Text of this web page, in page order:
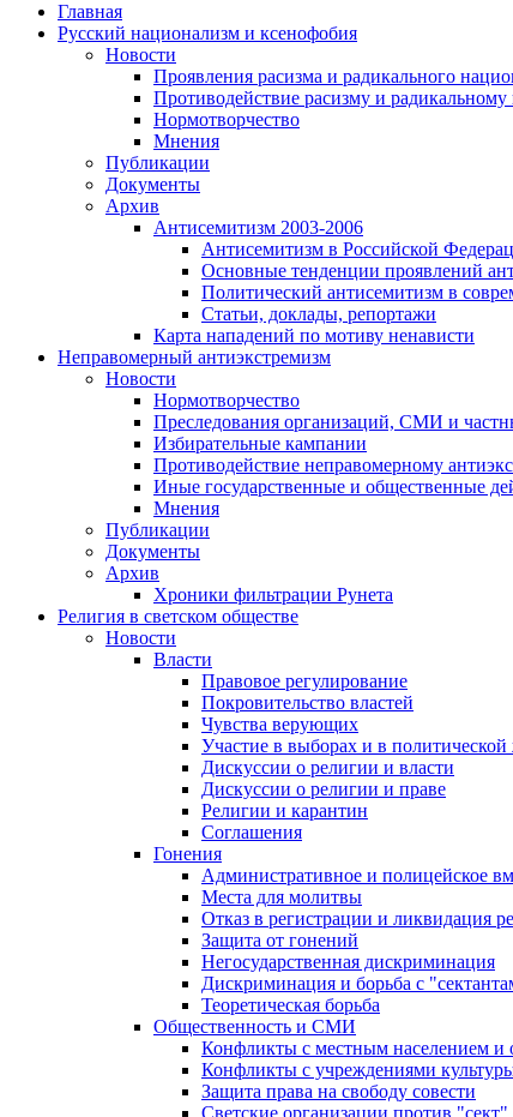
Главная
Русский национализм и ксенофобия
Новости
Проявления расизма и радикального
Противодействие расизму и
Нормотворчество
Мнения
Публикации
Документы
Архив
Антисемитизм 2003-2006
Антисемитизм в Российской
Основные тенденции проявлений
Политический антисемитизм в
Статьи, доклады, репортажи
Карта нападений по мотиву ненависти
Неправомерный антиэкстремизм
Новости
Нормотворчество
Преследования организаций, СМИ и
Избирательные кампании
Противодействие неправомерному
Иные государственные и общественные
Мнения
Публикации
Документы
Архив
Хроники фильтрации Рунета
Религия в светском обществе
Новости
Власти
Правовое регулирование
Покровительство властей
Чувства верующих
Участие в выборах и в
Дискуссии о религии и власти
Дискуссии о религии и праве
Религии и карантин
Соглашения
Гонения
Административное и полицейское
Места для молитвы
Отказ в регистрации и ликвидация
Защита от гонений
Негосударственная дискриминация
Дискриминация и борьба с
Теоретическая борьба
Общественность и СМИ
Конфликты с местным населением и
Конфликты с учреждениями
Защита права на свободу совести